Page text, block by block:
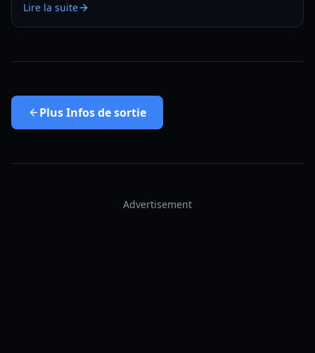
2026.
Lire la suite
PlusInfos de sortie
Advertisement